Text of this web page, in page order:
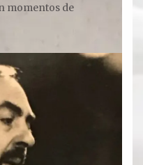
Pío»
momentos de